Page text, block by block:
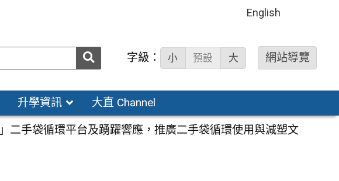
English
送出 字級： 小 預設 大 網站導覽
升學資訊 大直 Channel
二手袋循環平台及踴躍響應，推廣二手袋循環使用與減塑文